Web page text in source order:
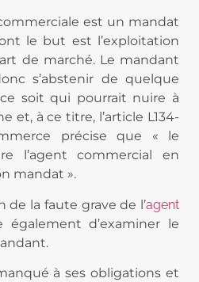
est un mandat
le but est l’exploitation
de marché. Le mandant
s’abstenir de quelque
soit qui pourrait nuire à
et, à ce titre, l’article L134-
précise que « le
l’agent commercial en
mandat ».
de la faute grave de l’agent
également d’examiner le
à ses obligations et